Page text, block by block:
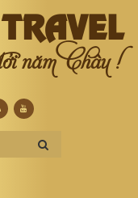
năm Châu !